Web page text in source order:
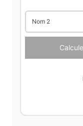
Nom 2